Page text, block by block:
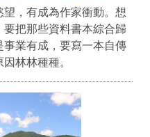
，有成為作家衝動。想
把那些資料書本綜合歸
業有成，要寫一本自傳
林林種種。